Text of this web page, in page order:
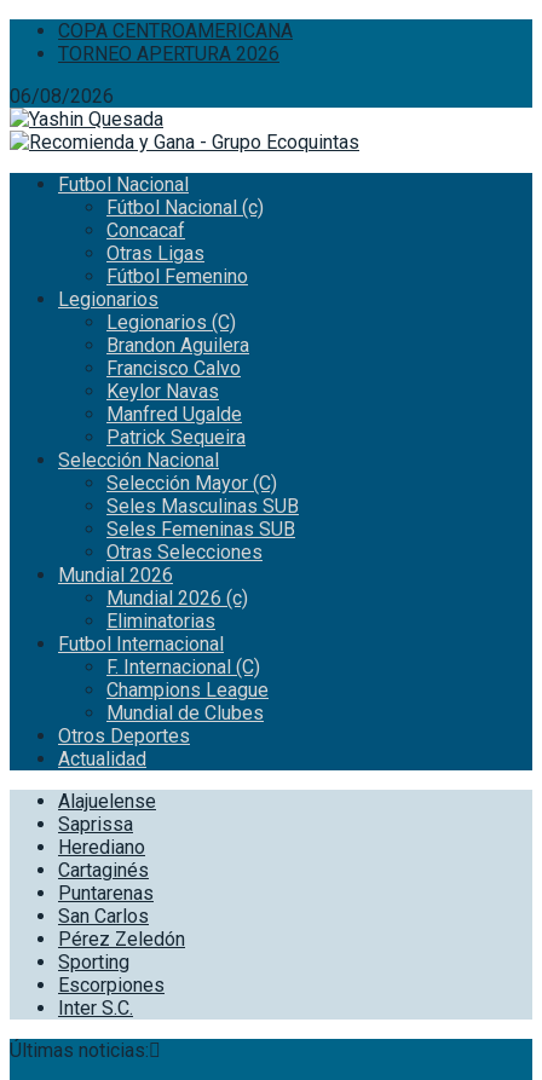
COPA CENTROAMERICANA
TORNEO APERTURA 2026
06/08/2026
Futbol Nacional
Fútbol Nacional (c)
Concacaf
Otras Ligas
Fútbol Femenino
Legionarios
Legionarios (C)
Brandon Aguilera
Francisco Calvo
Keylor Navas
Manfred Ugalde
Patrick Sequeira
Selección Nacional
Selección Mayor (C)
Seles Masculinas SUB
Seles Femeninas SUB
Otras Selecciones
Mundial 2026
Mundial 2026 (c)
Eliminatorias
Futbol Internacional
F. Internacional (C)
Champions League
Mundial de Clubes
Otros Deportes
Actualidad
Alajuelense
Saprissa
Herediano
Cartaginés
Puntarenas
San Carlos
Pérez Zeledón
Sporting
Escorpiones
Inter S.C.
Últimas noticias: